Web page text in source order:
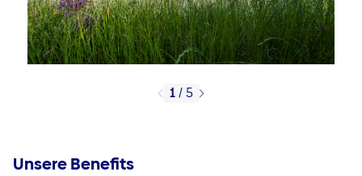
1/5
Unsere Benefits